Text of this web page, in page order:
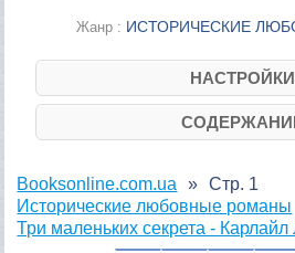
Жанр : ИСТОРИЧЕСКИЕ
Booksonline.com.ua
Исторические любовные романы
Три маленьких секрета - Карлайл
Стр. 1